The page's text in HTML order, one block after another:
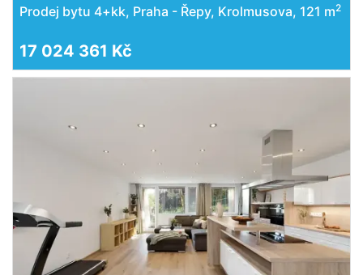
Prodej bytu 4+kk, Praha - Řepy, Krolmusova, 121 m2
17 024 361 Kč